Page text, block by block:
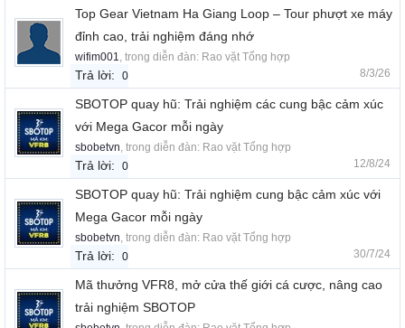
Top Gear Vietnam Ha Giang Loop – Tour phượt xe máy
đỉnh cao, trải nghiệm đáng nhớ
wifim001, trong diễn đàn: Rao vặt Tổng hợp
Trả lời: 0 8/3/26
SBOTOP quay hũ: Trải nghiệm các cung bậc cảm xúc
với Mega Gacor mỗi ngày
sbobetvn, trong diễn đàn: Rao vặt Tổng hợp
Trả lời: 0 12/8/24
SBOTOP quay hũ: Trải nghiệm cung bậc cảm xúc với
Mega Gacor mỗi ngày
sbobetvn, trong diễn đàn: Rao vặt Tổng hợp
Trả lời: 0 30/7/24
Mã thưởng VFR8, mở cửa thế giới cá cược, nâng cao
trải nghiệm SBOTOP